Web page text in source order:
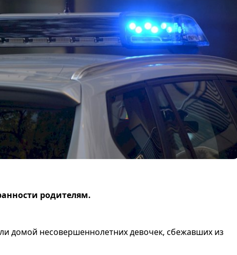
родителям.
домой несовершеннолетних девочек, сбежавших из